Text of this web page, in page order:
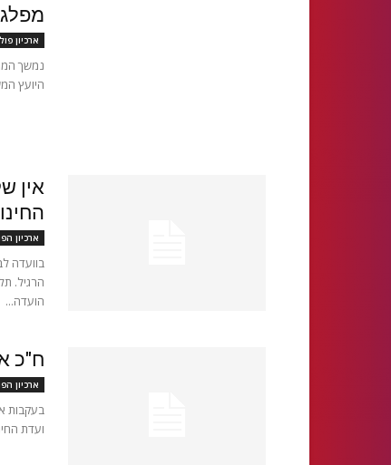
ארכיון
נמשך
היועץ
אין
ארכיון
בוועדה
הועדה...
ח"כ
ארכיון
בעקבות
ועדת